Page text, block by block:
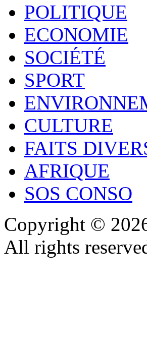
POLITIQUE
ECONOMIE
SOCIÉTÉ
SPORT
CULTURE
FAITS
AFRIQUE
SOS CONSO
Copyright ©
All rights